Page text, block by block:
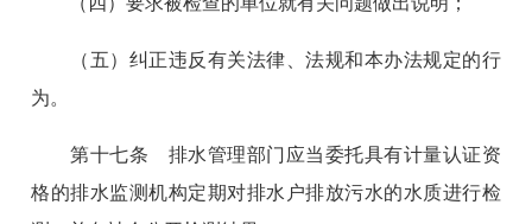
（五）纠正违反有关法律、法规和本办法规定的行
为。
第十七条 排水管理部门应当委托具有计量认证资
格的排水监测机构定期对排水户排放污水的水质进行检